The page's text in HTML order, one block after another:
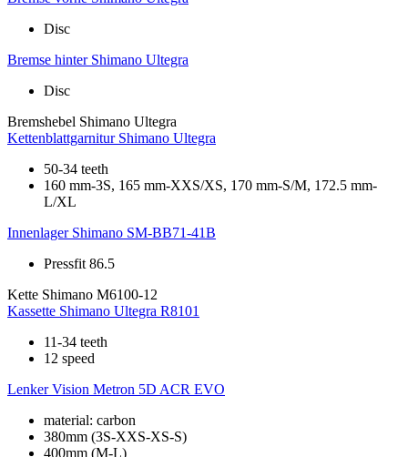
Disc
Bremse hinter Shimano Ultegra
Disc
Bremshebel Shimano Ultegra
Kettenblattgarnitur Shimano Ultegra
50-34 teeth
160 mm-3S, 165 mm-XXS/XS, 170 mm-S/M, 172.5 mm-
L/XL
Innenlager Shimano SM-BB71-41B
Pressfit 86.5
Kette Shimano M6100-12
Kassette Shimano Ultegra R8101
11-34 teeth
12 speed
Lenker Vision Metron 5D ACR EVO
material: carbon
380mm (3S-XXS-XS-S)
400mm (M-L)